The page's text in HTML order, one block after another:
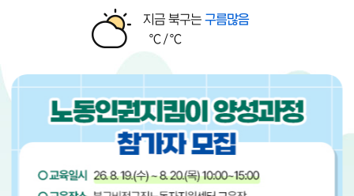
북구 날씨
지금 북구는 구름많음
℃ /℃
알림존